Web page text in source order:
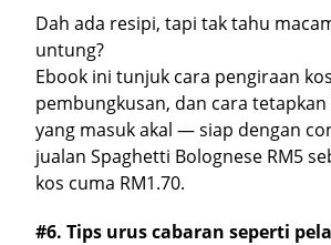
Dah ada resipi, tapi tak tahu
untung?
Ebook ini tunjuk cara pengiraan
pembungkusan, dan cara
yang masuk akal — siap dengan
jualan Spaghetti Bolognese RM5
kos cuma RM1.70.
#6. Tips urus cabaran seperti